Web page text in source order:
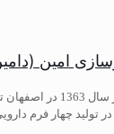
امین
شرکت داروسازی
توليد چهار فرم